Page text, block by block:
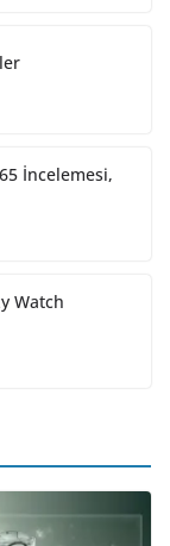
İncelemesi,
Watch